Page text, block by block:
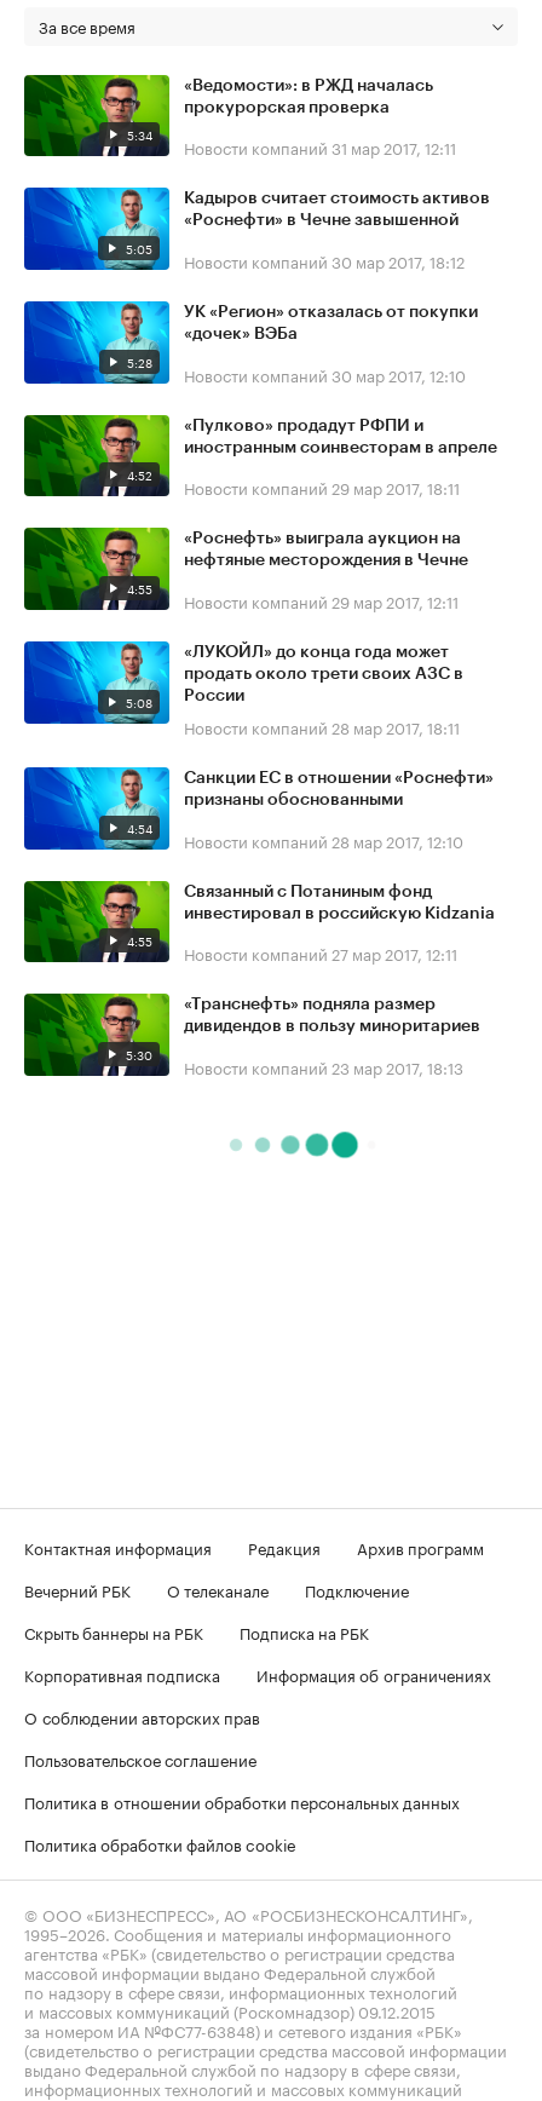
За все время
5:34
«Ведомости»: в РЖД началась
прокурорская проверка
Новости компаний 31 мар 2017, 12:11
5:05
Кадыров считает стоимость активов
«Роснефти» в Чечне завышенной
Новости компаний 30 мар 2017, 18:12
5:28
УК «Регион» отказалась от покупки
«дочек» ВЭБа
Новости компаний 30 мар 2017, 12:10
4:52
«Пулково» продадут РФПИ и
иностранным соинвесторам в апреле
Новости компаний 29 мар 2017, 18:11
4:55
«Роснефть» выиграла аукцион на
нефтяные месторождения в Чечне
Новости компаний 29 мар 2017, 12:11
5:08
«ЛУКОЙЛ» до конца года может
продать около трети своих АЗС в
России
Новости компаний 28 мар 2017, 18:11
4:54
Санкции ЕС в отношении «Роснефти»
признаны обоснованными
Новости компаний 28 мар 2017, 12:10
4:55
Связанный с Потаниным фонд
инвестировал в российскую Kidzania
Новости компаний 27 мар 2017, 12:11
5:30
«Транснефть» подняла размер
дивидендов в пользу миноритариев
Новости компаний 23 мар 2017, 18:13
Контактная информация Редакция
Архив программ
Вечерний РБК
О телеканале
Подключение
Скрыть баннеры на РБК
Подписка на РБК
Корпоративная подписка
Информация об ограничениях
О соблюдении авторских прав
Пользовательское соглашение
Политика в отношении обработки персональных данных
Политика обработки файлов cookie
© ООО «БИЗНЕСПРЕСС», АО «РОСБИЗНЕСКОНСАЛТИНГ»,
1995–2026. Сообщения и материалы информационного
агентства «РБК» (свидетельство о регистрации средства
массовой информации выдано Федеральной службой
по надзору в сфере связи, информационных технологий
и массовых коммуникаций (Роскомнадзор) 09.12.2015
за номером ИА №ФС77-63848) и сетевого издания «РБК»
(свидетельство о регистрации средства массовой информации
выдано Федеральной службой по надзору в сфере связи,
информационных технологий и массовых коммуникаций